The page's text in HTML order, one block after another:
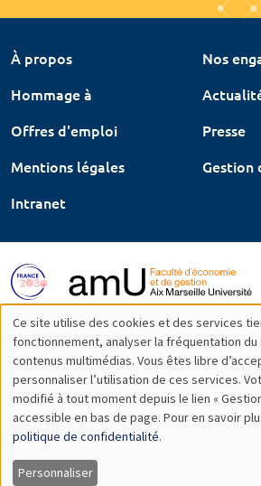
À propos
Nos
Hommage à
Offres d'emploi
Presse
Mentions légales
Gestion
Intranet
Utilisation
des
données
personnelles
et
Ce site utilise des cookies et des services
fonctionnement, analyser la fréquentation
contenus multimédias. Vous êtes libre
personnaliser l’utilisation de ces services.
modifié à tout moment depuis le lien «
accessible en bas de page. Pour en savoir
politique de confidentialité.
Personnaliser